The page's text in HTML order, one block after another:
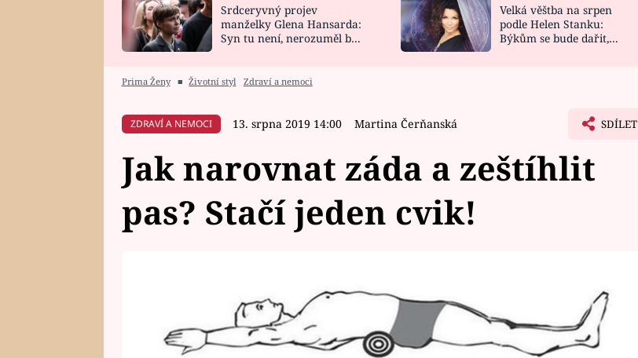
HOROSKOP NA
CELEBRITY
VAŘENÍ
NOVINKY
VIDEORECEPTY
Srdceryvný projev
manželky Glena Hansarda:
Syn tu není, nerozuměl by
Velká věštba na srpen
podle Helen Stanku:
Býkům se bude dařit,
Prima Ženy ■ Životní styl Zdraví a nemoci
ZDRAVÍ A NEMOCI 13. srpna 2019 14:00 Martina Čerňanská SDÍLET
Jak narovnat záda a zeštíhlit
pas? Stačí jeden cvik!